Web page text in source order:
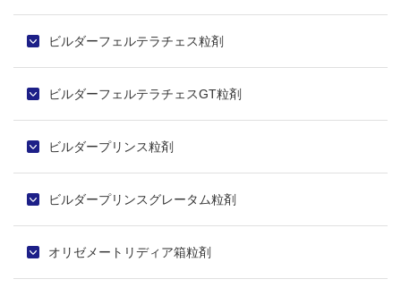
ビルダーフェルテラチェス粒剤
ビルダーフェルテラチェスGT粒剤
ビルダープリンス粒剤
ビルダープリンスグレータム粒剤
オリゼメートリディア箱粒剤